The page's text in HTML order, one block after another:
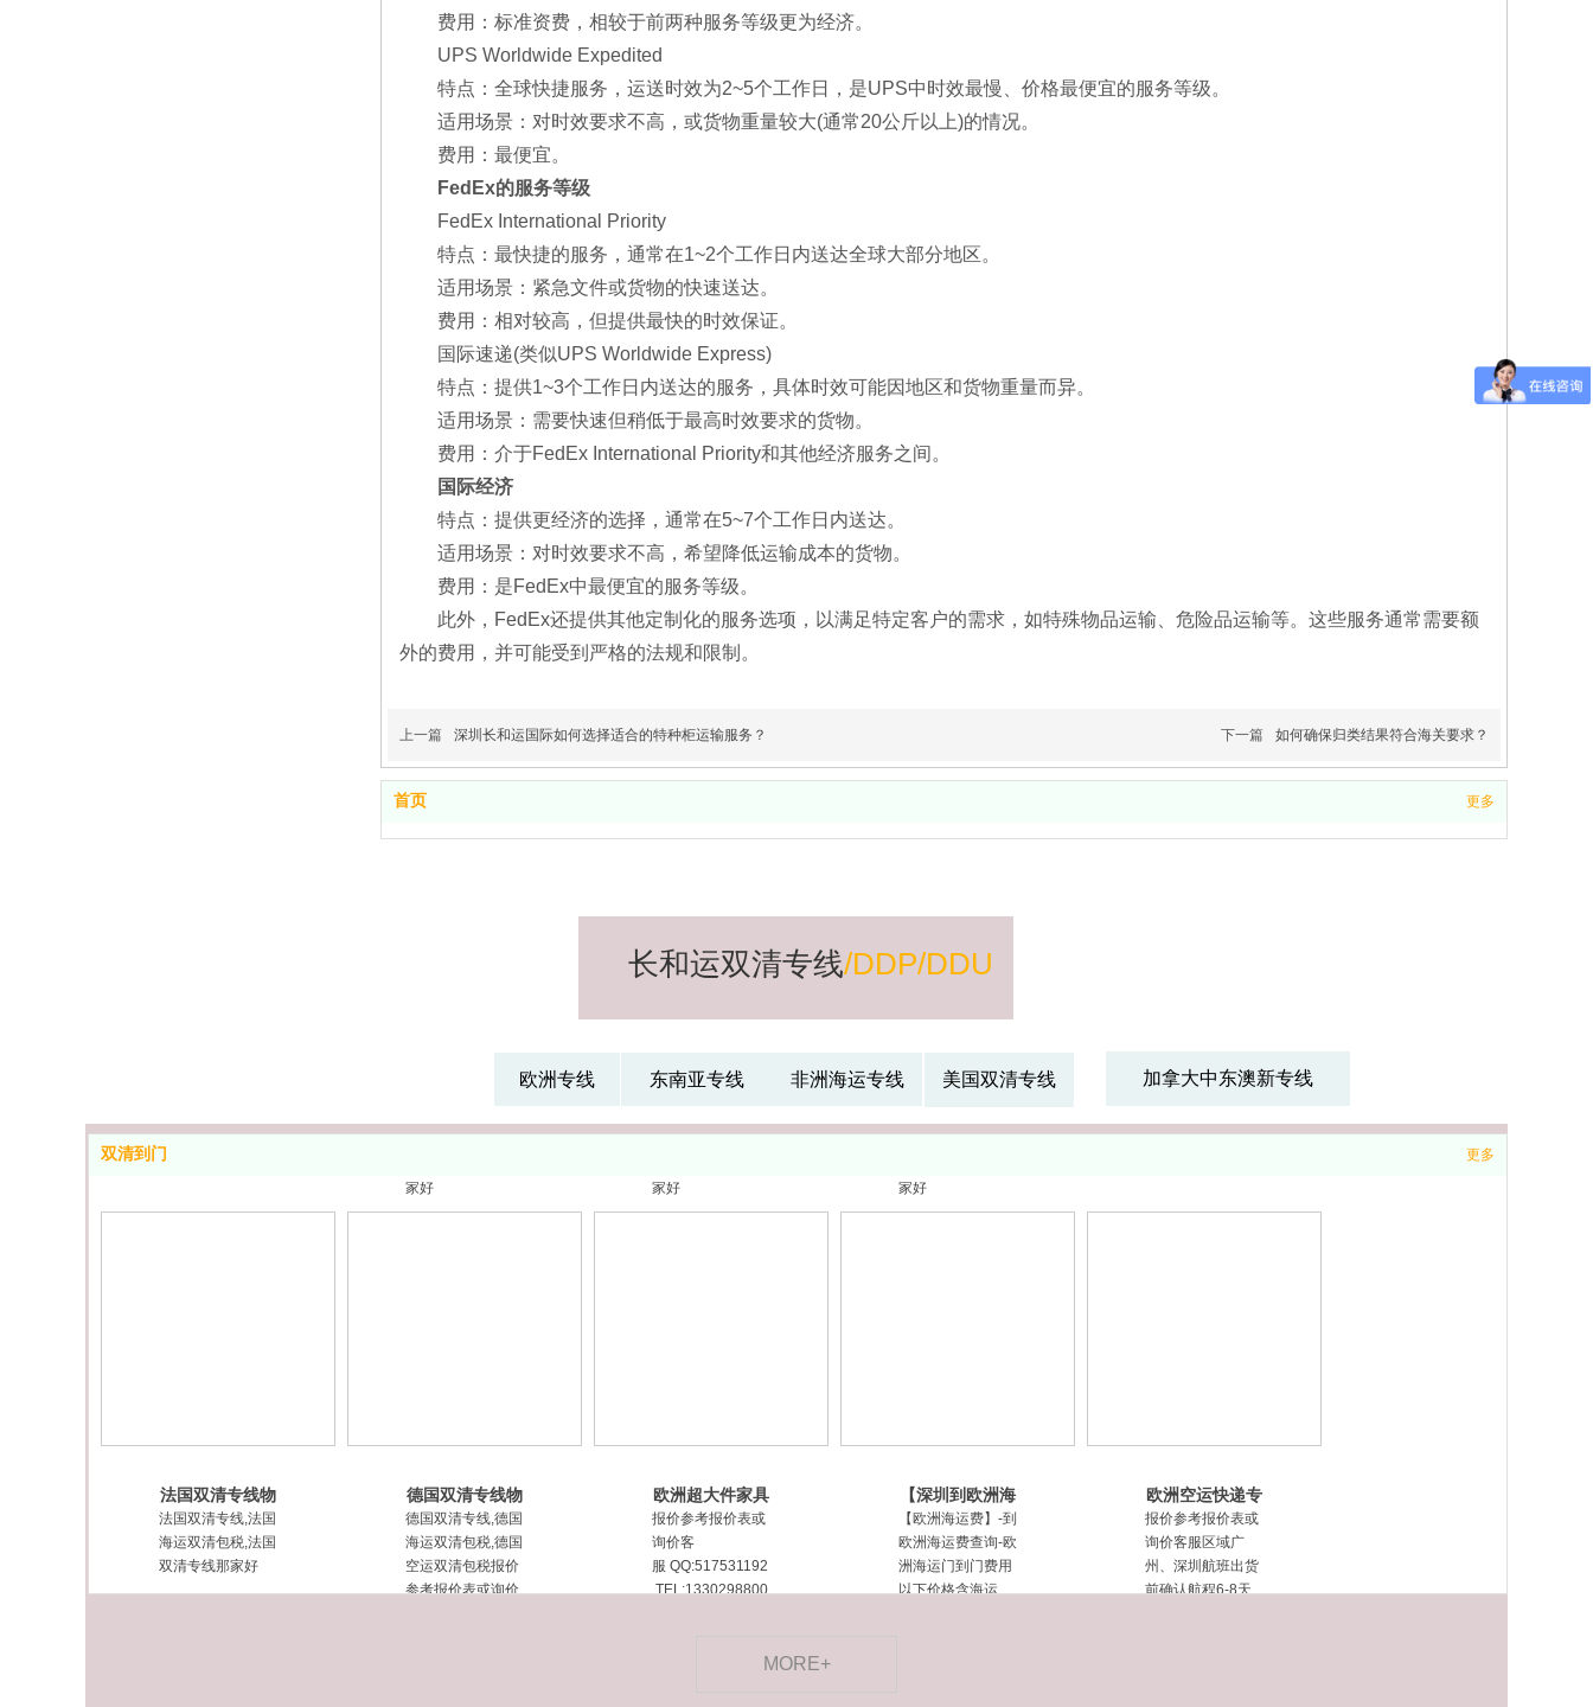
‌费用‌：标准资费，相较于前两种服务等级更为经济。
‌UPS Worldwide Expedited‌
‌特点‌：全球快捷服务，运送时效为2~5个工作日，是UPS中时效最慢、价格最便宜的服务等级。
‌适用场景‌：对时效要求不高，或货物重量较大(通常20公斤以上)的情况。
‌费用‌：最便宜。
FedEx的服务等级
‌FedEx International Priority‌
‌特点‌：最快捷的服务，通常在1~2个工作日内送达全球大部分地区。
‌适用场景‌：紧急文件或货物的快速送达。
‌费用‌：相对较高，但提供最快的时效保证。
‌国际速递(类似UPS Worldwide Express)‌
‌特点‌：提供1~3个工作日内送达的服务，具体时效可能因地区和货物重量而异。
‌适用场景‌：需要快速但稍低于最高时效要求的货物。
‌费用‌：介于FedEx International Priority和其他经济服务之间。
国际经济‌
‌特点‌：提供更经济的选择，通常在5~7个工作日内送达。
‌适用场景‌：对时效要求不高，希望降低运输成本的货物。
‌费用‌：是FedEx中最便宜的服务等级。
此外，FedEx还提供其他定制化的服务选项，以满足特定客户的需求，如特殊物品运输、危险品运输等。这些服务通常需要额
外的费用，并可能受到严格的法规和限制。
上一篇 深圳长和运国际如何选择适合的特种柜运输服务？ 下一篇 如何确保归类结果符合海关要求？
首页 更多
长和运双清专线/DDP/DDU
欧洲专线
双清到门 更多
税门到门运费
海运双清包税,英国
双清专线那家好
意大利双清专线
包税门到门运
大利海运双清包税,
家好
西班牙双清专线
包税门到门运
班牙海运双清包税,
家好
比利时双清专线
包税门到门运
利时海运双清包税,
家好
波兰双清专线物
税门到门运费
海运双清包税,波兰
法国双清专线物
流-海运空运包
税门到门运费
法国双清专线,法国
海运双清包税,法国
双清专线那家好
德国双清专线物
流-海运空运包
税门到门运费
德国双清专线,德国
海运双清包税,德国
空运双清包税报价
参考报价表或询价
欧洲超大件家具
机械搬家怎么
运-德国-法国
报价参考报价表或
询价客
服 QQ:517531192
TEL:1330298800
【深圳到欧洲海
运费DDU】|东
莞到欧洲海
【欧洲海运费】-到
欧洲海运费查询-欧
洲海运门到门费用
以下价格含海运
欧洲空运快递专
线ddp-fba双清
包税到
报价参考报价表或
询价客服区域广
州、深圳航班出货
前确认航程6-8天
MORE+
东南亚专线 非洲海运专线 美国双清专线 加拿大中东澳新专线